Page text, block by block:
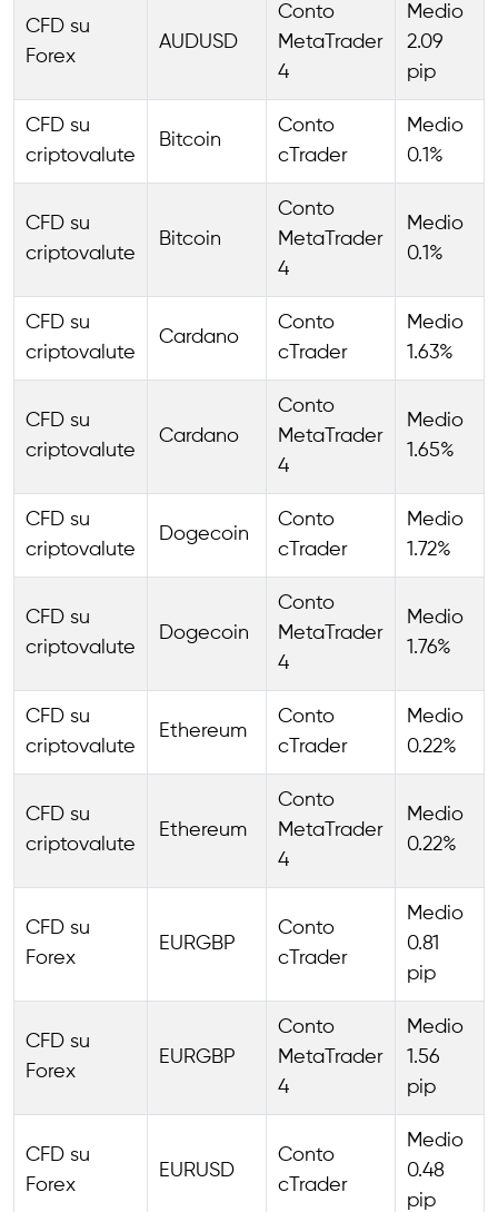
CFD su
Forex
AUDUSD
Conto
MetaTrader
4
Medio
2.09
pip
CFD su
criptovalute
Bitcoin
Conto
cTrader
Medio
0.1%
CFD su
criptovalute
Bitcoin
Conto
MetaTrader
4
Medio
0.1%
CFD su
criptovalute
Cardano
Conto
cTrader
Medio
1.63%
CFD su
criptovalute
Cardano
Conto
MetaTrader
4
Medio
1.65%
CFD su
criptovalute
Dogecoin
Conto
cTrader
Medio
1.72%
CFD su
criptovalute
Dogecoin
Conto
MetaTrader
4
Medio
1.76%
CFD su
criptovalute
Ethereum
Conto
cTrader
Medio
0.22%
CFD su
criptovalute
Ethereum
Conto
MetaTrader
4
Medio
0.22%
CFD su
Forex
EURGBP
Conto
cTrader
Medio
0.81
pip
CFD su
Forex
EURGBP
Conto
MetaTrader
4
Medio
1.56
pip
CFD su
Forex
EURUSD
Conto
cTrader
Medio
0.48
pip